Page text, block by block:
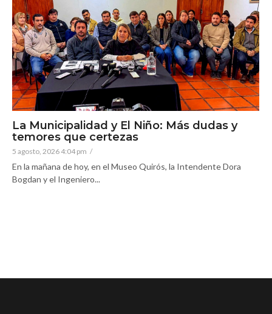
La Municipalidad y El Niño: Más dudas y
temores que certezas
5 agosto, 2026 4:04 pm /
En la mañana de hoy, en el Museo Quirós, la Intendente Dora
Bogdan y el Ingeniero...